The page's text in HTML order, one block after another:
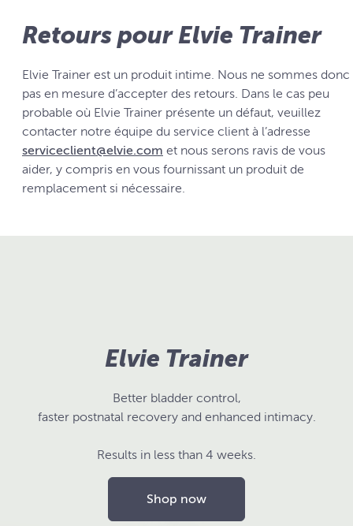
Retours pour Elvie Trainer
Elvie Trainer est un produit intime. Nous ne sommes donc
pas en mesure d’accepter des retours. Dans le cas peu
probable où Elvie Trainer présente un défaut, veuillez
contacter notre équipe du service client à l’adresse
serviceclient@elvie.com et nous serons ravis de vous
aider, y compris en vous fournissant un produit de
remplacement si nécessaire.
Elvie Trainer
Better bladder control,
faster postnatal recovery and enhanced intimacy.
Results in less than 4 weeks.
Shop now